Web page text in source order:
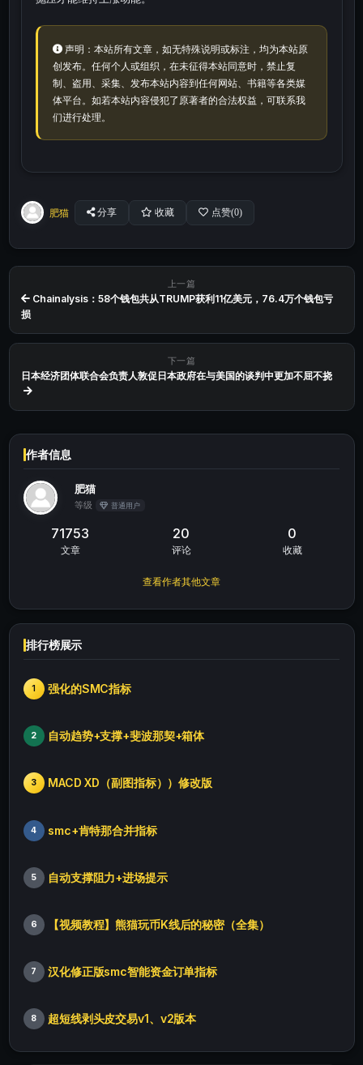
声明：本站所有文章，如无特殊说明或标注，均为本站原
创发布。任何个人或组织，在未征得本站同意时，禁止复
制、盗用、采集、发布本站内容到任何网站、书籍等各类媒
体平台。如若本站内容侵犯了原著者的合法权益，可联系我
们进行处理。
肥猫 分享 收藏 点赞(0)
上一篇
Chainalysis：58个钱包共从TRUMP获利11亿美元，76.4万个钱包亏
损
下一篇
日本经济团体联合会负责人敦促日本政府在与美国的谈判中更加不屈不挠
作者信息
肥猫
等级 普通用户
71753
文章
20
评论
0
收藏
查看作者其他文章
排行榜展示
1 强化的SMC指标
2 自动趋势+支撑+斐波那契+箱体
3 MACD XD（副图指标））修改版
4 smc+肯特那合并指标
5 自动支撑阻力+进场提示
6 【视频教程】熊猫玩币K线后的秘密（全集）
7 汉化修正版smc智能资金订单指标
8 超短线剥头皮交易v1、v2版本